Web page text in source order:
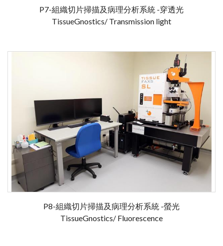
P7-組織切片掃描及病理分析系統 -穿透光
TissueGnostics/ Transmission light
P8-組織切片掃描及病理分析系統 -螢光
TissueGnostics/ Fluorescence